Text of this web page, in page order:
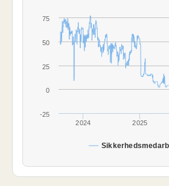
2024 2025
-25
0
25
50
75